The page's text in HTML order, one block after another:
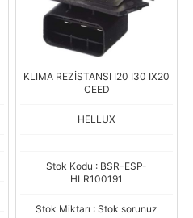
KLIMA REZİSTANSI I20 I30 IX20
CEED
HELLUX
Stok Kodu : BSR-ESP-
HLR100191
Stok Miktarı : Stok sorunuz